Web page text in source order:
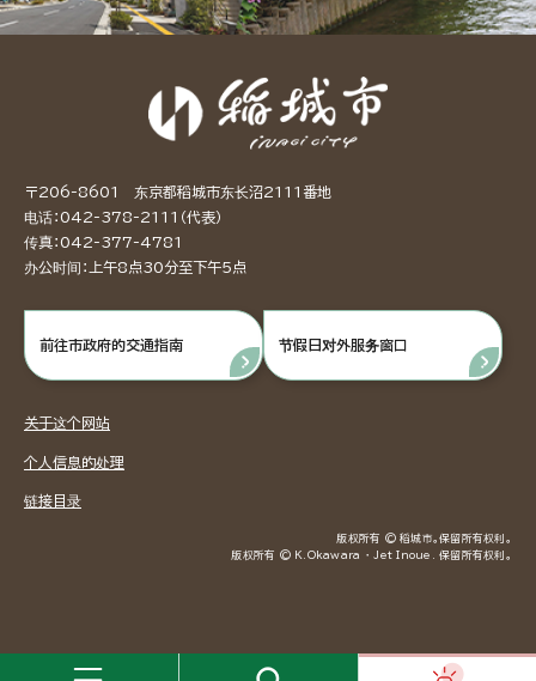
〒206-8601 东京都稻城市东长沼2111番地
电话：042-378-2111（代表）
传真：042-377-4781
办公时间：上午8点30分至下午5点
前往市政府的交通指南 节假日对外服务窗口
关于这个网站
个人信息的处理
链接目录
版权所有 © 稻城市。保留所有权利。
版权所有 © K.Okawara ・ Jet Inoue. 保留所有权利。